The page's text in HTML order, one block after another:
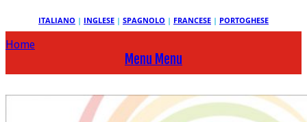
ITALIANO | INGLESE | SPAGNOLO | FRANCESE | PORTOGHESE
Home
Menu Menu